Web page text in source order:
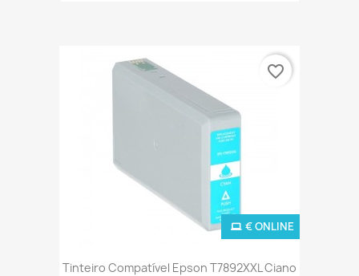
Tinteiro Compatível Epson T7892XXL Ciano
€ ONLINE
favorite_border